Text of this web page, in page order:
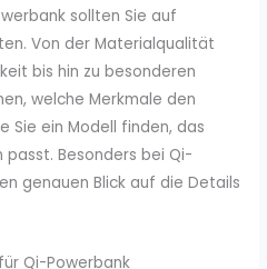
sollten Sie auf
Von der Materialqualität
bis hin zu besonderen
welche Merkmale den
Sie ein Modell finden, das
passt. Besonders bei Qi-
genauen Blick auf die Details
Qi-Powerbank